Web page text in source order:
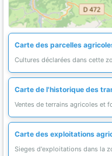
Carte des parcelles
Cultures déclarées dans cette
Carte de l'historique des
Ventes de terrains agricoles et
Carte des exploitations
Sieges d'exploitations dans la